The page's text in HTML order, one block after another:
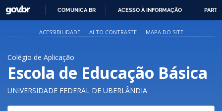
PARA
O
GOVBR
COMUNICA BR ACESSO À INFORMAÇÃO
ACESSIBILIDADE ALTO CONTRASTE MAPA DO SITE
Colégio de Aplicação
Escola de Educação Básica
UNIVERSIDADE FEDERAL DE UBERLÂNDIA